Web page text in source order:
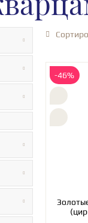
-46%
Золотые